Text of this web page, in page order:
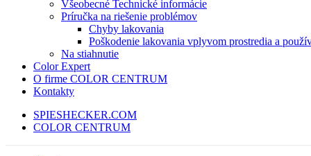
Všeobecné Technické informácie
Príručka na riešenie problémov
Chyby lakovania
Poškodenie lakovania vplyvom prostredia a
Na stiahnutie
Color Expert
O firme COLOR CENTRUM
Kontakty
SPIESHECKER.COM
COLOR CENTRUM